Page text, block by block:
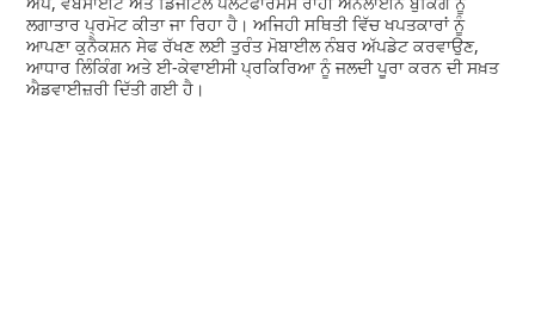
ਲਗਾਤਾਰ ਪ੍ਰਮੋਟ ਕੀਤਾ ਜਾ ਰਿਹਾ ਹੈ। ਅਜਿਹੀ ਸਥਿਤੀ ਵਿੱਚ ਖਪਤਕਾਰਾਂ ਨੂੰ
ਆਪਣਾ ਕੁਨੈਕਸ਼ਨ ਸੇਫ ਰੱਖਣ ਲਈ ਤੁਰੰਤ ਮੋਬਾਈਲ ਨੰਬਰ ਅੱਪਡੇਟ ਕਰਵਾਉਣ,
ਆਧਾਰ ਲਿੰਕਿੰਗ ਅਤੇ ਈ-ਕੇਵਾਈਸੀ ਪ੍ਰਕਿਰਿਆ ਨੂੰ ਜਲਦੀ ਪੂਰਾ ਕਰਨ ਦੀ ਸਖ਼ਤ
ਐਡਵਾਈਜ਼ਰੀ ਦਿੱਤੀ ਗਈ ਹੈ।